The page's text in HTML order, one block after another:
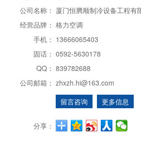
公司名称： 厦门恒腾顺制冷设备工程有
经营品牌： 格力空调
手机： 13666065403
固话： 0592-5630178
QQ： 839782688
公司邮箱： zhxzh.hi@163.com
留言咨询
更多信息
分享：